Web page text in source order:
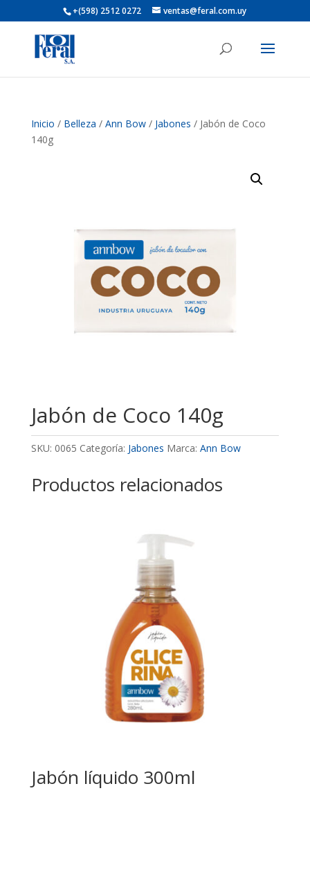
+(598) 2512 0272 ventas@feral.com.uy
Inicio / Belleza / Ann Bow/ Jabones / Jabón de Coco
140g
Jabón de Coco 140g
SKU: 0065 Categoría: Jabones Marca: Ann Bow
Productos relacionados
Jabón líquido 300ml